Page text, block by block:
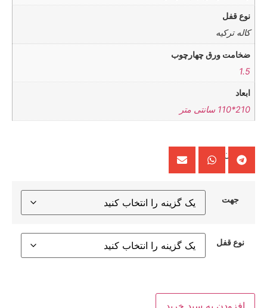
نوع قفل
کاله ترکیه
ضخامت ورق چهارچوب
1.5
ابعاد
210*110 سانتی متر
تومان
جهت
نوع قفل
افزودن به سبد خرید